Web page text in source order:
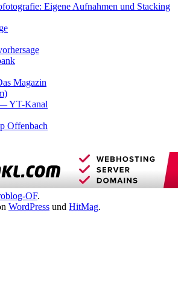
Eigene Aufnahmen und Stacking
Magazin
YT-Kanal
Offenbach
OF.
WordPress und HitMag.